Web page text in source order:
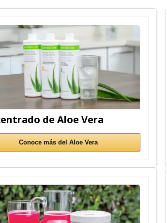
de Aloe Vera
Conoce más del Aloe Vera